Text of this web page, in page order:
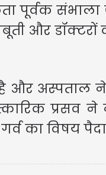
पूर्वक
और डॉक्टरों
है और अस्पताल
प्रसव
का विषय